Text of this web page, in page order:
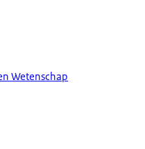
Wetenschap